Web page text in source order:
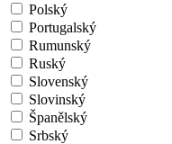
Polský
Portugalský
Rumunský
Ruský
Slovenský
Slovinský
Španělský
Srbský